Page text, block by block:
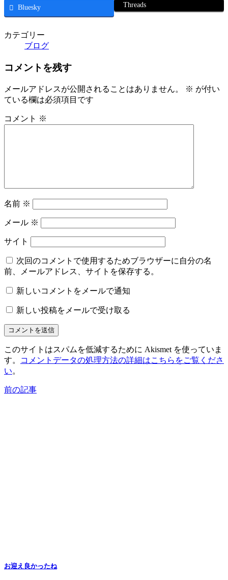
Bluesky Threads
カテゴリー
ブログ
コメントを残す
メールアドレスが公開されることはありません。 ※ が付い
ている欄は必須項目です
コメント ※
名前 ※
メール ※
サイト
次回のコメントで使用するためブラウザーに自分の名
前、メールアドレス、サイトを保存する。
新しいコメントをメールで通知
新しい投稿をメールで受け取る
このサイトはスパムを低減するために Akismet を使っていま
す。
コメントデータの処理方法の詳細はこちらをご覧くださ
い。
前の記事
お迎え良かったね